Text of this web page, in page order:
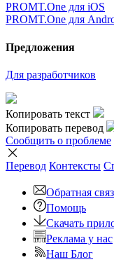
PROMT.One для iOS
PROMT.One для
Предложения
Для разработчиков
Копировать текст
Копировать перевод
Сообщить о проблеме
Перевод Контексты
Обратная
Помощь
Скачать
Реклама у нас
Наш Блог